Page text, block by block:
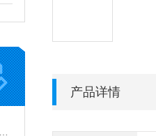
产品详情